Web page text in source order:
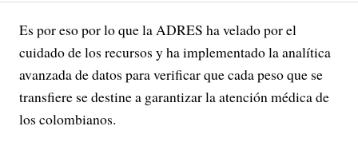
Es por eso por lo que la ADRES ha velado por el
cuidado de los recursos y ha implementado la analítica
avanzada de datos para verificar que cada peso que se
transfiere se destine a garantizar la atención médica de
los colombianos.